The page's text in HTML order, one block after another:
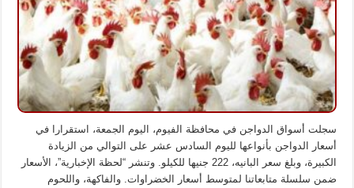
تعرف
على
أسعار
الدواجن
بالفيوم
مغلقة
سجلت أسواق الدواجن في محافظة الفيوم، اليوم الجمعة، استقرارا في
أسعار الدواجن بأنواعها لليوم السادس عشر على التوالي من الزيادة
الكبيرة، وبلغ سعر البانيه، 222 جنيها للكيلو. وتنشر “لحظة الإخبارية”، الأسعار
ضمن سلسلة متابعاتنا لمتوسط أسعار الخضراوات. والفاكهة، واللحوم